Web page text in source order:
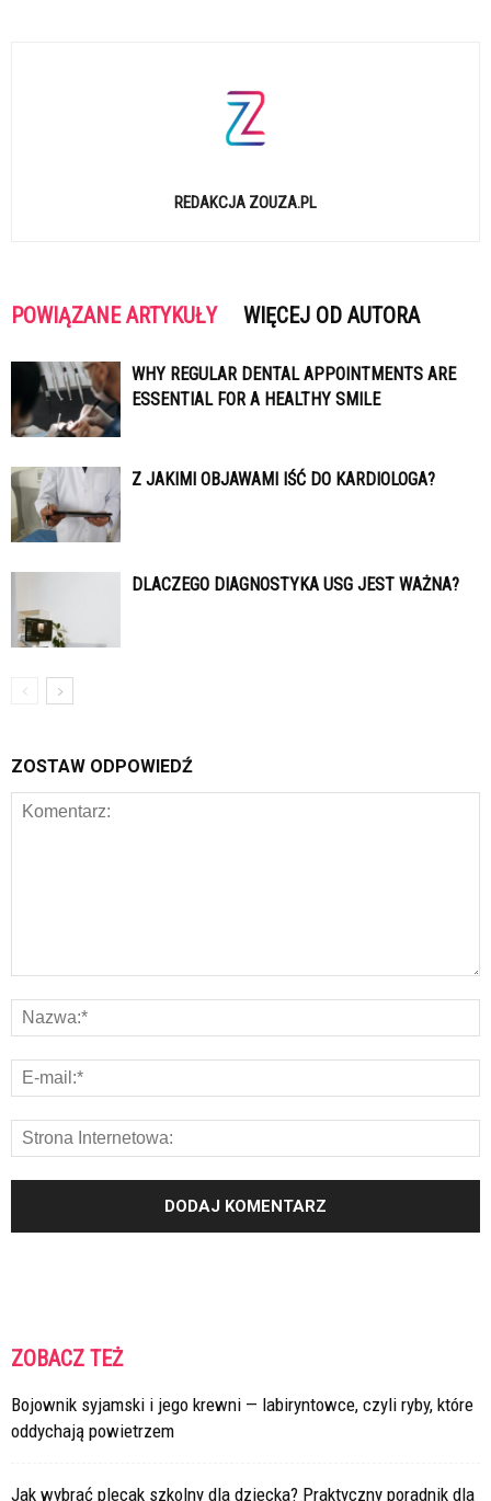
REDAKCJA ZOUZA.PL
POWIĄZANE ARTYKUŁY WIĘCEJ OD AUTORA
WHY REGULAR DENTAL APPOINTMENTS ARE
ESSENTIAL FOR A HEALTHY SMILE
Z JAKIMI OBJAWAMI IŚĆ DO KARDIOLOGA?
DLACZEGO DIAGNOSTYKA USG JEST WAŻNA?
ZOSTAW ODPOWIEDŹ
ZOBACZ TEŻ
Bojownik syjamski i jego krewni — labiryntowce, czyli ryby, które
oddychają powietrzem
Jak wybrać plecak szkolny dla dziecka? Praktyczny poradnik dla